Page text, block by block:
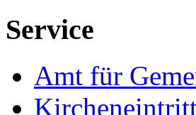
Service
Amt für